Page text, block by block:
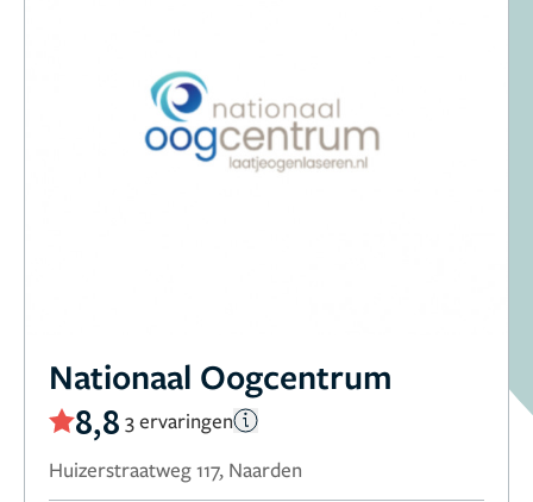
Nationaal Oogcentrum
8,8 3 ervaringen
Huizerstraatweg 117, Naarden